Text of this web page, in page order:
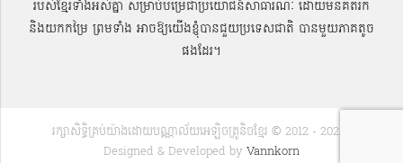
របស់ខ្មែរទាំងអស់គ្នា សម្រាប់បម្រើជាប្រយោជន៍សាធារណៈ ដោយមិនគិតរក
និងយកកម្រៃ ព្រមទាំង អាចឱ្យយើងខ្ញុំបានជួយប្រទេសជាតិ បានមួយភាគតូច
ផងដែរ។
រក្សាសិទ្ធិគ្រប់យ៉ាងដោយបណ្ណាល័យអេឡិចត្រូនិចខ្មែរ © 2012 - 2022 |
Designed & Developed by Vannkorn